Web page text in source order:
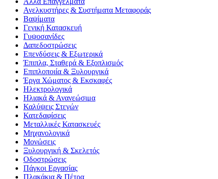
Ανελκυστήρες & Συστήματα Μεταφοράς
Βαψίματα
Γενική Κατασκευή
Γυψοσανίδες
Δαπεδοστρώσεις
Επενδύσεις & Εξωτερικά
Έπιπλα, Σταθερά & Εξοπλισμός
Επιπλοποιία & Ξυλουργικά
Έργα Χώματος & Εκσκαφές
Ηλεκτρολογικά
Ηλιακά & Ανανεώσιμα
Καλύψεις Στεγών
Κατεδαφίσεις
Μεταλλικές Κατασκευές
Μηχανολογικά
Μονώσεις
Ξυλουργική & Σκελετός
Οδοστρώσεις
Πάγκοι Εργασίας
Πλακάκια & Πέτρα